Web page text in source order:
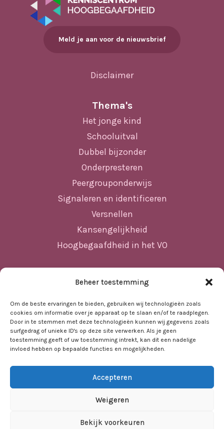
Beheer toestemming
Om de beste ervaringen te bieden, gebruiken wij technologieën zoals
cookies om informatie over je apparaat op te slaan en/of te raadplegen.
Door in te stemmen met deze technologieën kunnen wij gegevens zoals
surfgedrag of unieke ID's op deze site verwerken. Als je geen
toestemming geeft of uw toestemming intrekt, kan dit een nadelige
invloed hebben op bepaalde functies en mogelijkheden.
Accepteren
Weigeren
Bekijk voorkeuren
Meld je aan voor de nieuwsbrief
Disclaimer
Thema's
Het jonge kind
Schooluitval
Dubbel bijzonder
Onderpresteren
Peergrouponderwijs
Signaleren en identificeren
Versnellen
Kansengelijkheid
Hoogbegaafdheid in het VO
Home
Nieuws
Agenda
Kennisbank
Sociale kaart
Over ons
Contact